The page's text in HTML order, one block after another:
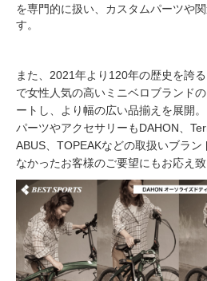
を専門的に扱い、カスタムパーツや
す。
また、2021年より120年の歴史を誇
で女性人気の高いミニベロブランド
ートし、より幅の広い品揃えを展開。
パーツやアクセサリーもDAHON、
ABUS、TOPEAKなどの取扱いブラン
なかったお客様のご要望にもお応え致